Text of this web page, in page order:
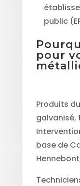
public
pour
Produits
galvanisé,
base de